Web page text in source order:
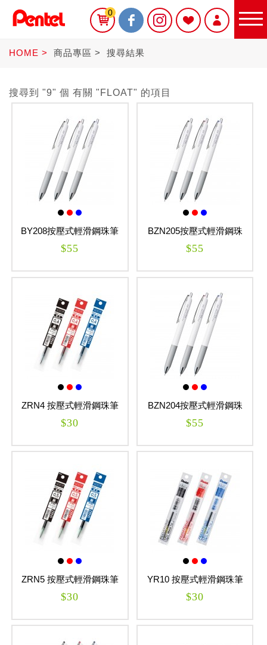
Sterling
自動鉛筆
木頭鉛筆
0
HOME 商品專區 搜尋結果
搜尋到 "9" 個 有關 "FLOAT" 的項目
BY208按壓式輕滑鋼珠筆
(水性) 0.8mm
$55
BZN205按壓式輕滑鋼珠
筆 0.5mm FLOATUNE
$55
ZRN4 按壓式輕滑鋼珠筆
芯 FLOATUNE
$30
BZN204按壓式輕滑鋼珠
筆 0.4mm FLOATUNE
$55
ZRN5 按壓式輕滑鋼珠筆
芯 FLOATUNE
$30
YR10 按壓式輕滑鋼珠筆
芯(水性) FLOATUNE
$30